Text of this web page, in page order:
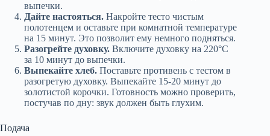
выпечки.
Дайте настояться. Накройте тесто чистым
полотенцем и оставьте при комнатной температуре
на 15 минут. Это позволит ему немного подняться.
Разогрейте духовку. Включите духовку на 220°C
за 10 минут до выпечки.
Выпекайте хлеб. Поставьте противень с тестом в
разогретую духовку. Выпекайте 15-20 минут до
золотистой корочки. Готовность можно проверить,
постучав по дну: звук должен быть глухим.
Подача